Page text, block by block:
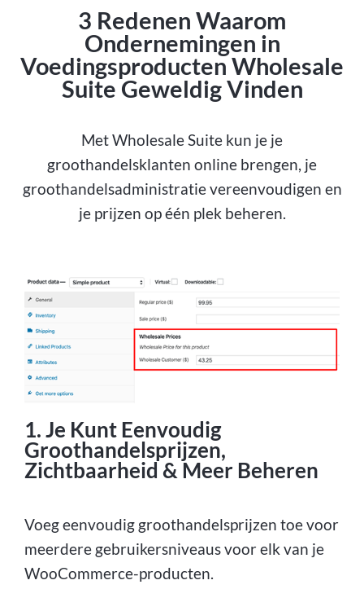
3 Redenen Waarom
Ondernemingen in
Voedingsproducten Wholesale
Suite Geweldig Vinden
Met Wholesale Suite kun je je
groothandelsklanten online brengen, je
groothandelsadministratie vereenvoudigen en
je prijzen op één plek beheren.
1. Je Kunt Eenvoudig
Groothandelsprijzen,
Zichtbaarheid & Meer Beheren
Voeg eenvoudig groothandelsprijzen toe voor
meerdere gebruikersniveaus voor elk van je
WooCommerce-producten.